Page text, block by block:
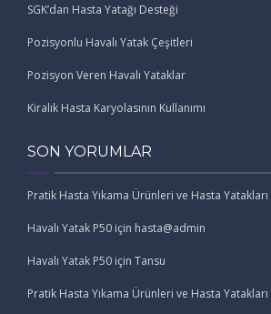
SGK’dan Hasta Yatağı Desteği
Pozisyonlu Havalı Yatak Çeşitleri
Pozisyon Veren Havalı Yataklar
Kiralık Hasta Karyolasının Kullanımı
SON YORUMLAR
Pratik Hasta Yıkama Ürünleri ve Hasta Yatakları
Havalı Yatak P50 için hasta@admin
Havalı Yatak P50 için Tansu
Pratik Hasta Yıkama Ürünleri ve Hasta Yatakları